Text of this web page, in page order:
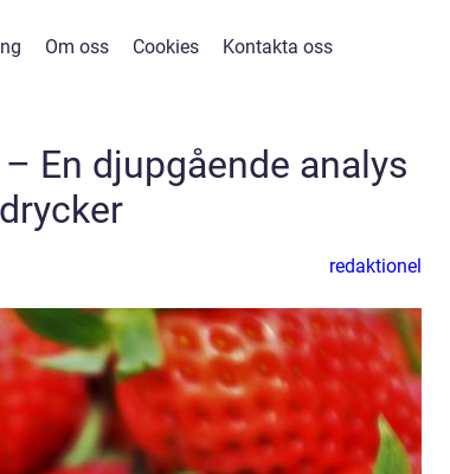
Om oss Cookies Kontakta oss
En djupgående analys
redaktionel